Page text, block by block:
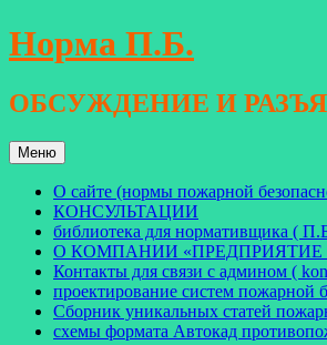
Перейти
к
Норма П.Б.
ОБСУЖДЕНИЕ И
Меню
О сайте (нормы пожарной
КОНСУЛЬТАЦИИ
библиотека для нормативщика (
О КОМПАНИИ «ПРЕДПРИЯТИЕ
Контакты для связи с админом (
проектирование систем пожарной
Сборник уникальных статей
схемы формата Автокад